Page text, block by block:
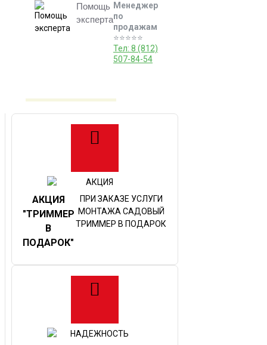
Помощь
эксперта
Менеджер
по
продажам
⭐️⭐️⭐️⭐️⭐️
Тел: 8 (812)
507-84-54
АКЦИЯ
"ТРИММЕР
В
ПОДАРОК"
ПРИ ЗАКАЗЕ УСЛУГИ
МОНТАЖА САДОВЫЙ
ТРИММЕР В ПОДАРОК